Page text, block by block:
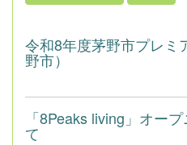
令和8年度茅野市プレミ
野市）
「8Peaks living」オー
て